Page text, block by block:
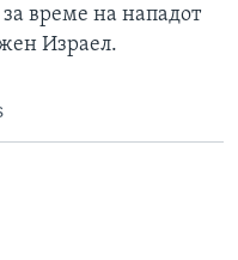
време на нападот
Израел.